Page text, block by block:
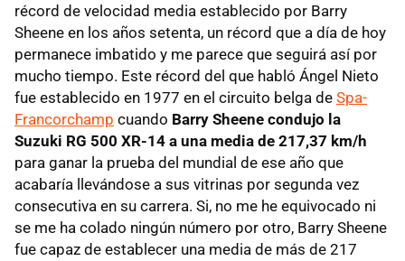
récord de velocidad media establecido por Barry
Sheene en los años setenta, un récord que a día de hoy
permanece imbatido y me parece que seguirá así por
mucho tiempo. Este récord del que habló Ángel Nieto
fue establecido en 1977 en el circuito belga de Spa-
Francorchamp cuando Barry Sheene condujo la
Suzuki RG 500 XR-14 a una media de 217,37 km/h
para ganar la prueba del mundial de ese año que
acabaría llevándose a sus vitrinas por segunda vez
consecutiva en su carrera. Si, no me he equivocado ni
se me ha colado ningún número por otro, Barry Sheene
fue capaz de establecer una media de más de 217